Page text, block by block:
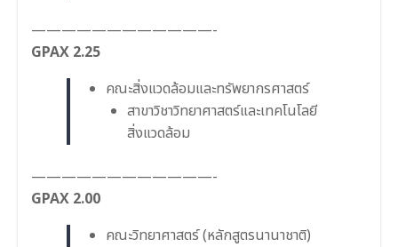
————————————-
GPAX 2.25
คณะสิ่งแวดล้อมและทรัพยากรศาสตร์
สาขาวิชาวิทยาศาสตร์และเทคโนโลยี
สิ่งแวดล้อม
————————————-
GPAX 2.00
คณะวิทยาศาสตร์ (หลักสูตรนานาชาติ)